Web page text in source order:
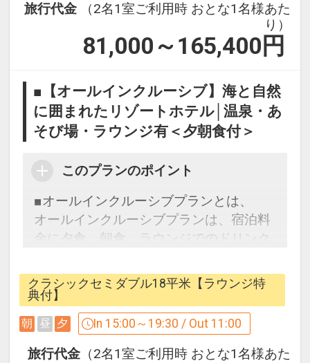
旅行代金
（2名1室ご利用時 おとな1名様あた
り）
81,000～165,400 円
■【オールインクルーシブ】海と自然
に囲まれたリゾートホテル│温泉・あ
そび場・ラウンジ有＜夕朝食付＞
このプランのポイント
■オールインクルーシブプランとは、
オールインクルーシブプランは、宿泊料
金に夕食、朝食、ラウンジでのドリンク
ティなどが含まれています。
ホテルご到着後に感じるやすらぐ香り、
食、アクティビティなど、ご滞在を通し
てその土地の自然・文化・伝統といった
魅力を気の向くままに、存分にご満喫く
クラシックセミダブル18平米【ラウンジ特
典付】
朝 昼 夕 In 15:00～19:30 / Out 11:00
旅行代金 （2名1室ご利用時 おとな1名様あた